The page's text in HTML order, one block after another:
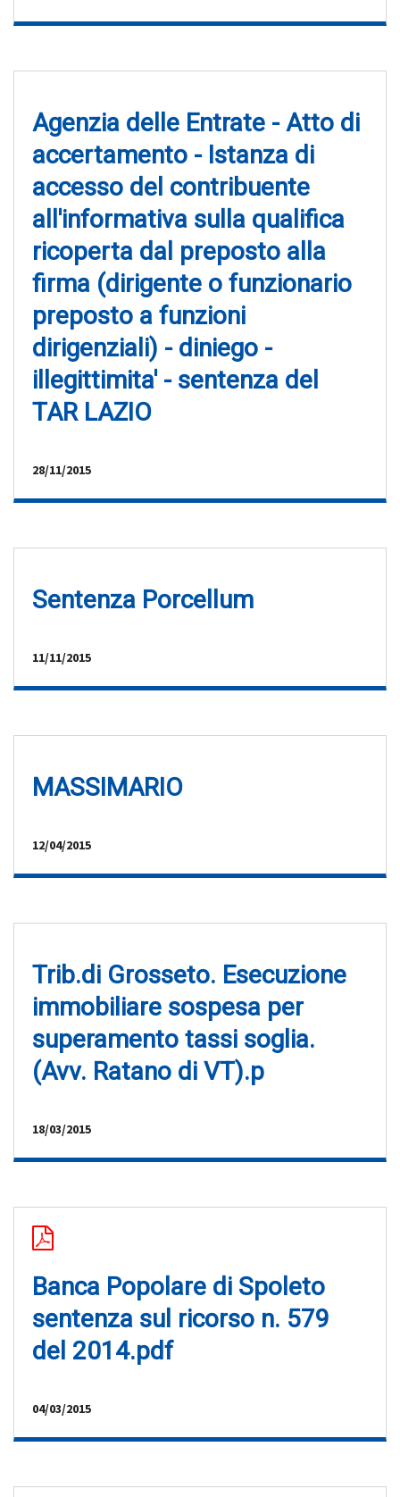
Agenzia delle Entrate - Atto di
accertamento - Istanza di
accesso del contribuente
all'informativa sulla qualifica
ricoperta dal preposto alla
firma (dirigente o funzionario
preposto a funzioni
dirigenziali) - diniego -
illegittimita' - sentenza del
TAR LAZIO
28/11/2015
Sentenza Porcellum
11/11/2015
MASSIMARIO
12/04/2015
Trib.di Grosseto. Esecuzione
immobiliare sospesa per
superamento tassi soglia.
(Avv. Ratano di VT).p
18/03/2015
Banca Popolare di Spoleto
sentenza sul ricorso n. 579
del 2014.pdf
04/03/2015